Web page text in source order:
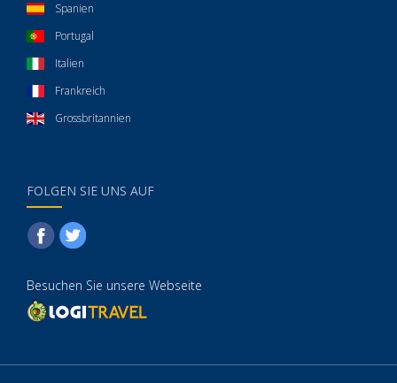
Spanien
Portugal
Italien
Frankreich
Grossbritannien
FOLGEN SIE UNS AUF
Besuchen Sie unsere Webseite